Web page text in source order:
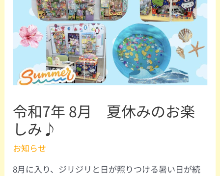
令和7年 8月 夏休みのお楽
しみ♪
お知らせ
8月に入り、ジリジリと日が照りつける暑い日が続